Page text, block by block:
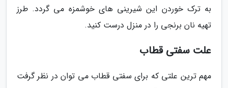
به ترک خوردن این شیرینی های خوشمزه می گردد. طرز
تهیه نان برنجی را در منزل درست کنید.
علت سفتی قطاب
مهم ترین علتی که برای سفتی قطاب می توان در نظر گرفت